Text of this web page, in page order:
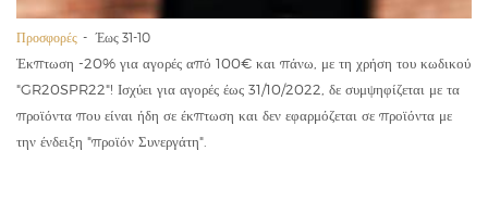
Προσφορές Έως 31-10
Έκπτωση -20% για αγορές από 100€ και πάνω, με τη χρήση του κωδικού
"GR20SPR22"! Ισχύει για αγορές έως 31/10/2022, δε συμψηφίζεται με τα
προϊόντα που είναι ήδη σε έκπτωση και δεν εφαρμόζεται σε προϊόντα με
την ένδειξη "προϊόν Συνεργάτη".